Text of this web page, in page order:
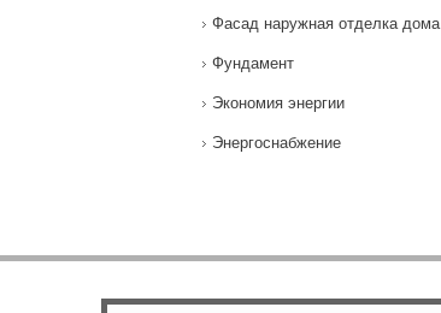
Фасад наружная отделка дома
Фундамент
Экономия энергии
Энергоснабжение